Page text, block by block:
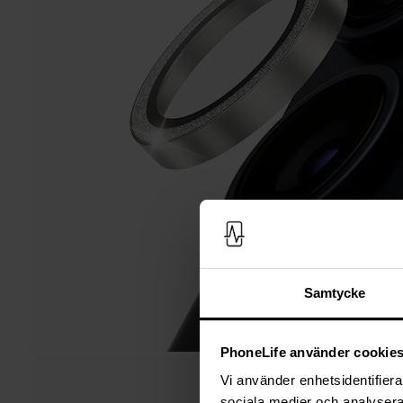
Samtycke
PhoneLife använder cookies
Vi använder